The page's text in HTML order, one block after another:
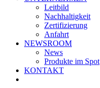
Leitbild
Nachhaltigkeit
Zertifizierung
Anfahrt
NEWSROOM
News
Produkte im Spot
KONTAKT